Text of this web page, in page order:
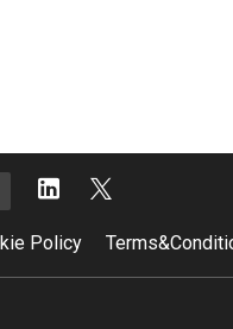
Policy